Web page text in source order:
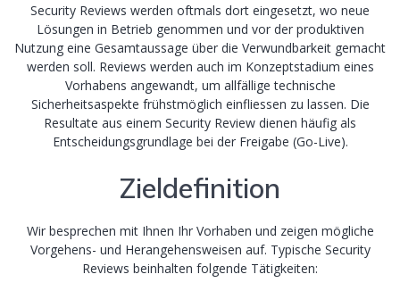
Security Reviews werden oftmals dort eingesetzt, wo neue
Lösungen in Betrieb genommen und vor der produktiven
Nutzung eine Gesamtaussage über die Verwundbarkeit gemacht
werden soll. Reviews werden auch im Konzeptstadium eines
Vorhabens angewandt, um allfällige technische
Sicherheitsaspekte frühstmöglich einfliessen zu lassen. Die
Resultate aus einem Security Review dienen häufig als
Entscheidungsgrundlage bei der Freigabe (Go-Live).
Zieldefinition
Wir besprechen mit Ihnen Ihr Vorhaben und zeigen mögliche
Vorgehens- und Herangehensweisen auf. Typische Security
Reviews beinhalten folgende Tätigkeiten: